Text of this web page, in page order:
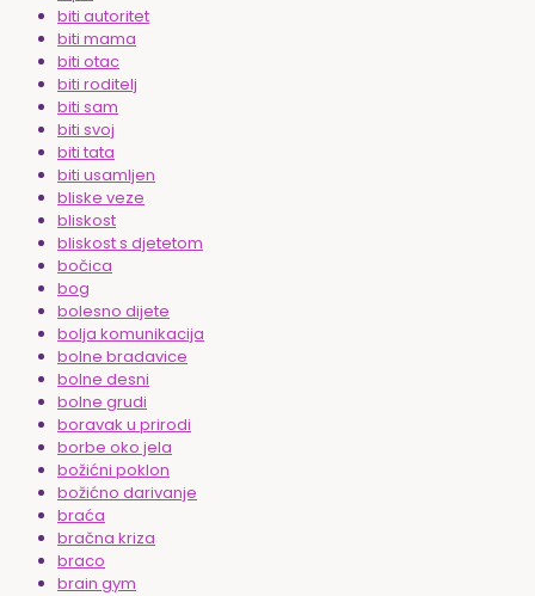
biti autoritet
biti mama
biti otac
biti roditelj
biti sam
biti svoj
biti tata
biti usamljen
bliske veze
bliskost
bliskost s djetetom
bočica
bog
bolesno dijete
bolja komunikacija
bolne bradavice
bolne desni
bolne grudi
boravak u prirodi
borbe oko jela
božićni poklon
božićno darivanje
braća
bračna kriza
braco
brain gym